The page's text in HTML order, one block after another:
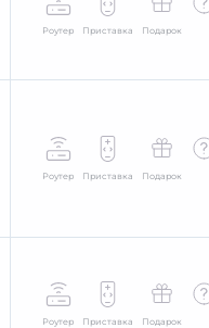
Роутер Приставка Подарок
Роутер Приставка Подарок
Роутер Приставка Подарок